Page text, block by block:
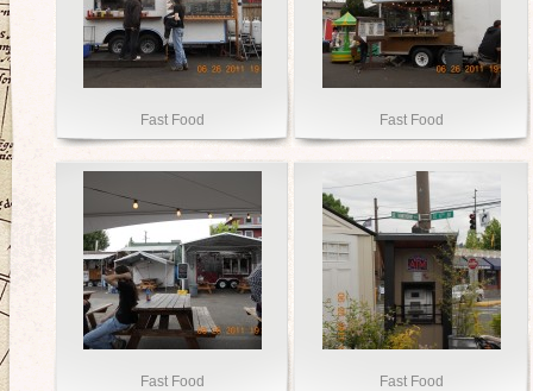
Fast Food Fast Food
Fast Food Fast Food